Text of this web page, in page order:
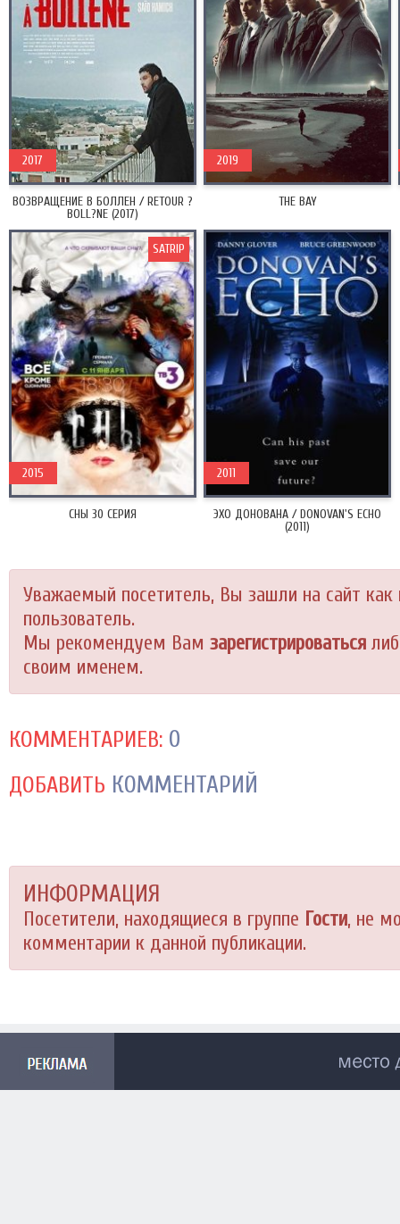
ВОЗВРАЩЕНИЕ В БОЛЛЕН / RETOUR ?
BOLL?NE (2017)
2017
THE BAY
2019
СНЫ 30 СЕРИЯ
2015
SATRIP
ЭХО ДОНОВАНА / DONOVAN'S ECHO
(2011)
2011
Уважаемый посетитель, Вы зашли на сайт как
пользователь.
Мы рекомендуем Вам зарегистрироваться
своим именем.
КОММЕНТАРИЕВ: 0
ДОБАВИТЬ КОММЕНТАРИЙ
ИНФОРМАЦИЯ
Посетители, находящиеся в группе Гости, не
комментарии к данной публикации.